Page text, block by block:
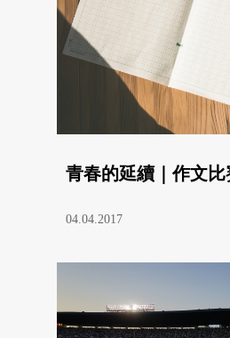
青春的延續｜作文比
04.04.2017